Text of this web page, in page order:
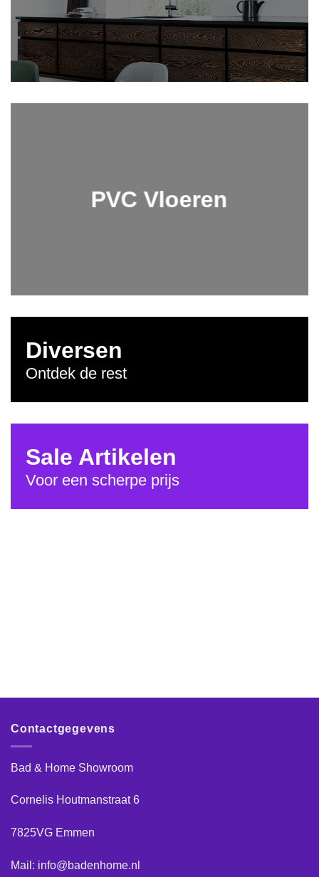
PVC Vloeren
Diversen
Ontdek de rest
Sale Artikelen
Voor een scherpe prijs
Contactgegevens
Bad & Home Showroom
Cornelis Houtmanstraat 6
7825VG Emmen
Mail: info@badenhome.nl